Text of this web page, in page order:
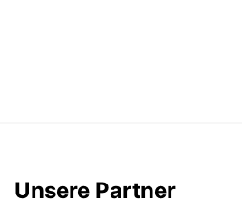
Unsere Partner